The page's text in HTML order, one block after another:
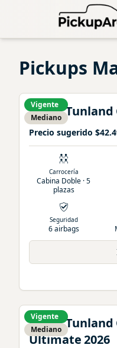
Pickups
Vigente
Mediano
FotonTunland
Precio sugerido
Carrocería
Cabina Doble · 5
plazas
Seguridad
6 airbags
Vigente
Mediano
FotonTunland
Ultimate2026